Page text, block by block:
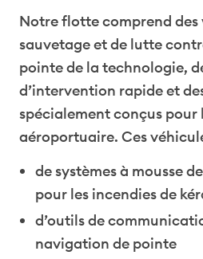
Notre flotte comprend des
sauvetage et de lutte
pointe de la technologie,
d’intervention rapide et
spécialement conçus pour
aéroportuaire. Ces
de systèmes à mousse
pour les incendies de
d’outils de
navigation de pointe